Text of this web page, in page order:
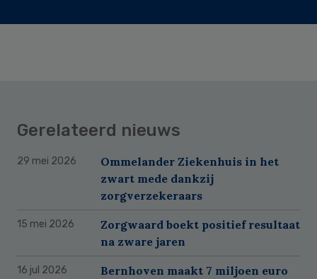
Gerelateerd nieuws
29 mei 2026
Ommelander Ziekenhuis in het
zwart mede dankzij
zorgverzekeraars
15 mei 2026
Zorgwaard boekt positief resultaat
na zware jaren
16 jul 2026
Bernhoven maakt 7 miljoen euro